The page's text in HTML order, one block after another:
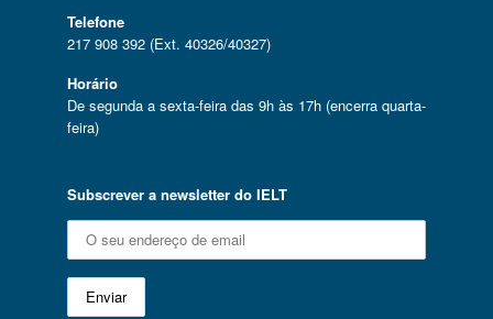
Telefone
217 908 392 (Ext. 40326/40327)
Horário
De segunda a sexta-feira das 9h às 17h (encerra quarta-
feira)
Subscrever a newsletter do IELT